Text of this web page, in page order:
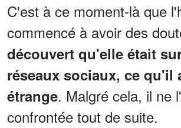
C'est à ce moment-là que
commencé à avoir des
découvert qu'elle était
réseaux sociaux, ce qu'il
étrange. Malgré cela, il ne
confrontée tout de suite.